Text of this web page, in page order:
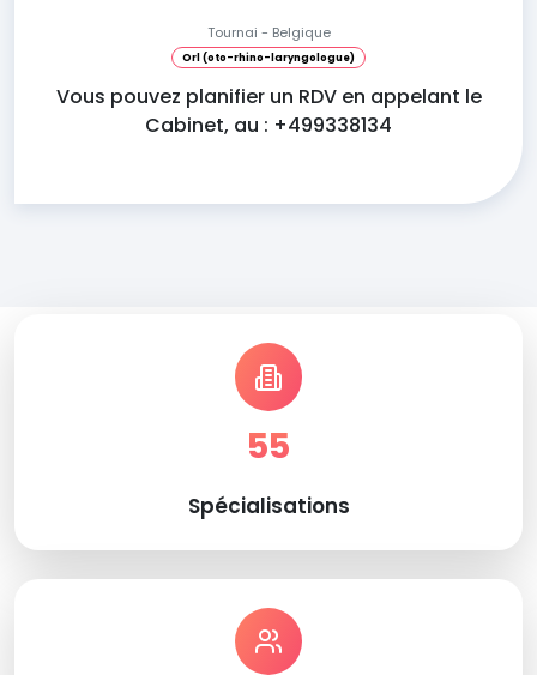
Tournai - Belgique
Orl (oto-rhino-laryngologue)
Vous pouvez planifier un RDV en appelant le
Cabinet, au : +499338134
55
Spécialisations